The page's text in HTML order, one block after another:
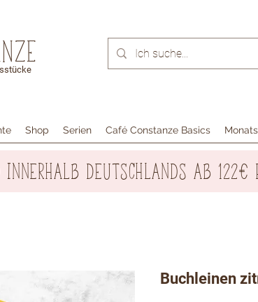
Shop Serien Café Constanze Basics
innerhalb Deutschlands ab 122€
Buchleinen